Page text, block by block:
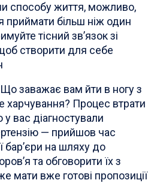
способу життя, можливо,
приймати більш ніж один
тісний зв’язок зі
створити для себе
Що заважає вам йти в ногу з
харчування? Процес втрати
вас діагностували
— прийшов час
бар’єри на шляху до
та обговорити їх з
мати вже готові пропозиції